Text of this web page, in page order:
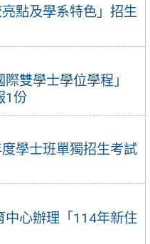
點及學系特色」招生
雙學士學位學程」
1份
學士班單獨招生考試
中心辦理「114年新住